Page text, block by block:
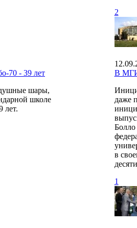
2
70 - 39 лет
шары,
школе
лет.
В
даже
Болло
в
1